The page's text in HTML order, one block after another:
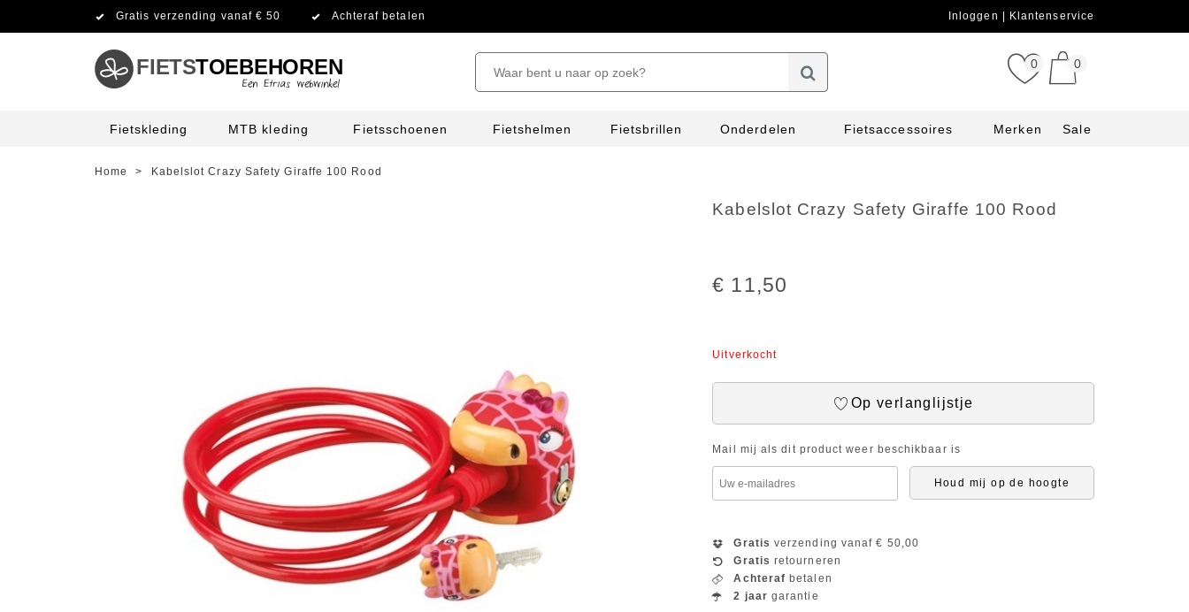
Gratis verzending vanaf € 50 Achteraf betalen Inloggen Klantenservice
FIETSTOEBEHOREN 0 0
Fietskleding MTB kleding Fietsschoenen Fietshelmen Fietsbrillen Onderdelen Fietsaccessoires Merken Sale
Home > Kabelslot Crazy Safety Giraffe 100 Rood
Kabelslot Crazy Safety Giraffe 100 Rood
€ 11,50
Uitverkocht
Op verlanglijstje
Mail mij als dit product weer beschikbaar is
Houd mij op de hoogte
Gratis verzending vanaf € 50,00
Gratis retourneren
Achteraf betalen
2 jaar garantie